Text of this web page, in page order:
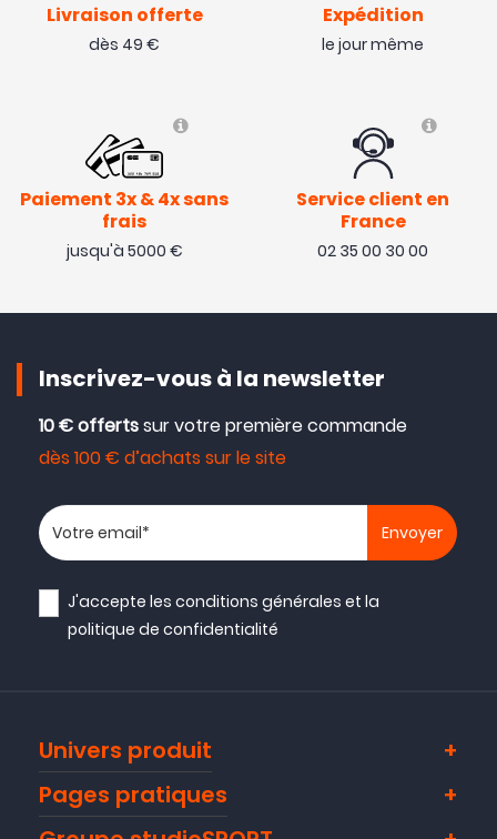
Livraison offerte
dès 49 €
Expédition
le jour même
Paiement 3x & 4x sans
frais
jusqu'à 5000 €
Service client en
France
02 35 00 30 00
Inscrivez-vous à la newsletter
10 € offertssur votre première commande
dès 100 € d’achats sur le site
Votre adresse email
J'accepte lesconditions générales et la
politique de confidentialité
Univers produit
Pages pratiques